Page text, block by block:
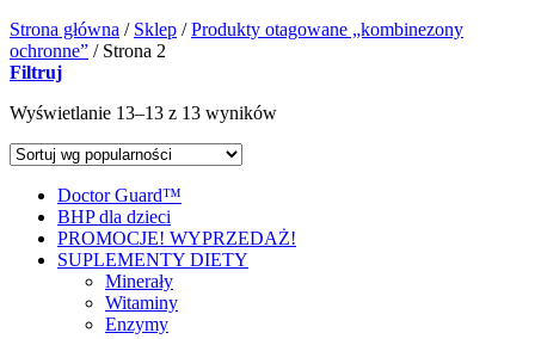
Strona główna / Sklep / Produkty otagowane „kombinezony
ochronne” /Strona 2
Filtruj
Wyświetlanie 13–13 z 13 wyników
Doctor Guard™
BHP dla dzieci
PROMOCJE! WYPRZEDAŻ!
SUPLEMENTY DIETY
Minerały
Witaminy
Enzymy